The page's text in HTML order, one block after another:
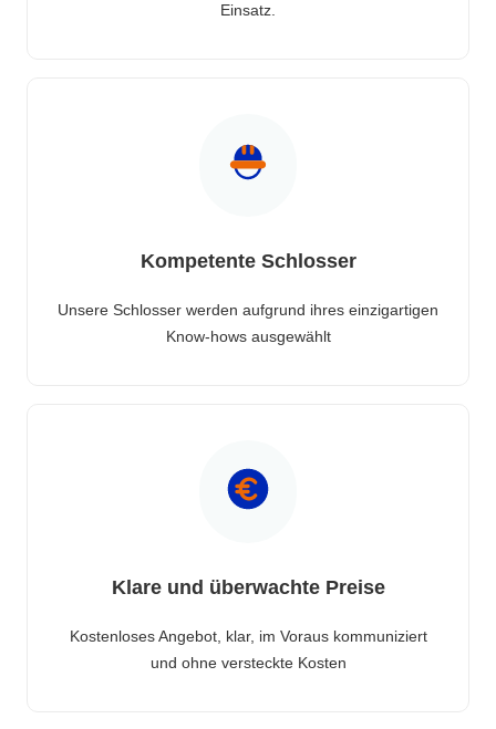
Einsatz.
Kompetente Schlosser
Unsere Schlosser werden aufgrund ihres einzigartigen
Know-hows ausgewählt
Klare und überwachte Preise
Kostenloses Angebot, klar, im Voraus kommuniziert
und ohne versteckte Kosten